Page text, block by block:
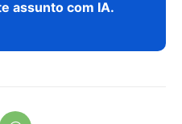
assunto com IA.